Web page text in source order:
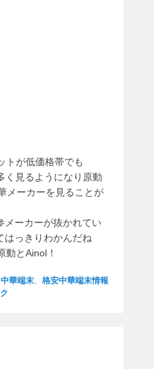
トが低価格帯でも
く見るようになり原動
メーカーを見ることが
メーカーが抜かれてい
はっきりわかんだね
動とAinol！
中華端末、 格安中華端末情報